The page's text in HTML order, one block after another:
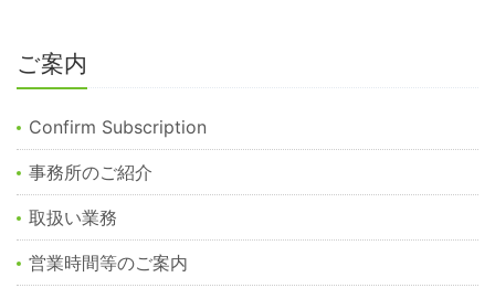
ご案内
Confirm Subscription
事務所のご紹介
取扱い業務
営業時間等のご案内